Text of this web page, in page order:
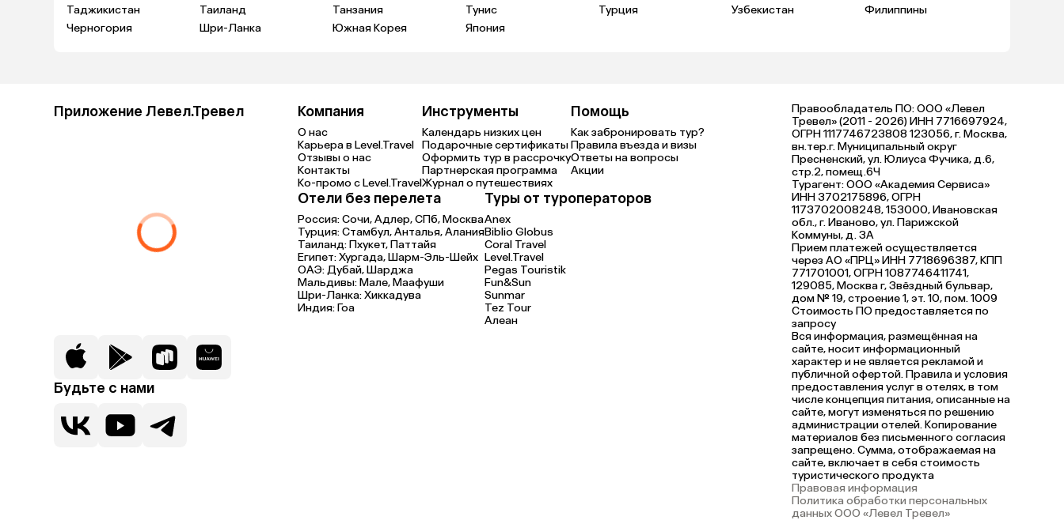
Таджикистан
Таиланд Танзания Тунис Турция Узбекистан
Филиппины
Черногория
Шри-Ланка Южная Корея Япония
Приложение Левел.Тревел
Будьте с нами
Компания
О нас
Карьера в Level.Travel
Отзывы о нас
Контакты
Ко-промо с Level.Travel
Инструменты
Календарь низких цен
Подарочные сертификаты
Оформить тур в рассрочку
Партнерская программа
Журнал о путешествиях
Помощь
Как забронировать тур?
Правила въезда и визы
Ответы на вопросы
Акции
Отели без перелета
Россия:Сочи,Адлер,СПб,Москва
Турция:Стамбул,Анталья,Алания
Таиланд:Пхукет,Паттайя
Египет:Хургада,Шарм-Эль-Шейх
ОАЭ:Дубай,Шарджа
Мальдивы:Мале,Маафуши
Шри-Ланка:Хиккадува
Индия:Гоа
Туры от туроператоров
Anex
Biblio Globus
Coral Travel
Level.Travel
Pegas Touristik
Fun&Sun
Sunmar
Tez Tour
Алеан
Правообладатель ПО: ООО «Левел
Тревел» (2011 - 2026) ИНН 7716697924,
ОГРН 1117746723808 123056, г. Москва,
вн.тер.г. Муниципальный округ
Пресненский, ул. Юлиуса Фучика, д.6,
стр.2, помещ.6Ч
Турагент: ООО «Академия Сервиса»
ИНН 3702175896, ОГРН
1173702008248, 153000, Ивановская
обл., г. Иваново, ул. Парижской
Коммуны, д. ЗА
Прием платежей осуществляется
через АО «ПРЦ» ИНН 7718696387, КПП
771701001, ОГРН 1087746411741,
129085, Москва г, Звёздный бульвар,
дом № 19, строение 1, эт. 10, пом. 1009
Стоимость ПО предоставляется по
запросу
Вся информация, размещённая на
сайте, носит информационный
характер и не является рекламой и
публичной офертой. Правила и условия
предоставления услуг в отелях, в том
числе концепция питания, описанные на
сайте, могут изменяться по решению
администрации отелей. Копирование
материалов без письменного согласия
запрещено. Сумма, отображаемая на
сайте, включает в себя стоимость
туристического продукта
Правовая информация
Политика обработки персональных
данных ООО «Левел Тревел»